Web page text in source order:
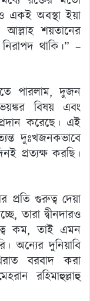
একই অবস্থা ইয়া
আল্লাহ শয়তানের
থাকি।” –
পারলাম, দুজন
বিষয় এবং
করেছে। এই
দুঃখজনকভাবে
প্রত্যক্ষ করছি।
প্রতি গুরুত্ব দেয়া
তারা দ্বীনদারও
কম, তাই এমন
অন্যের দুনিয়াবি
বরবাদ করা
রহিমাহুল্লাহু